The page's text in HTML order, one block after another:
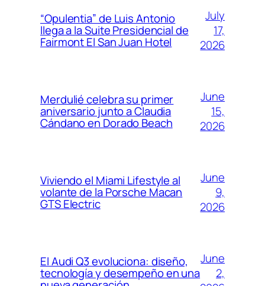
“Opulentia” de Luis Antonio
llega a la Suite Presidencial de
Fairmont El San Juan Hotel
July
17,
2026
Merdulié celebra su primer
aniversario junto a Claudia
Cándano en Dorado Beach
June
15,
2026
Viviendo el Miami Lifestyle al
volante de la Porsche Macan
GTS Electric
June
9,
2026
El Audi Q3 evoluciona: diseño,
tecnología y desempeño en una
June
2,